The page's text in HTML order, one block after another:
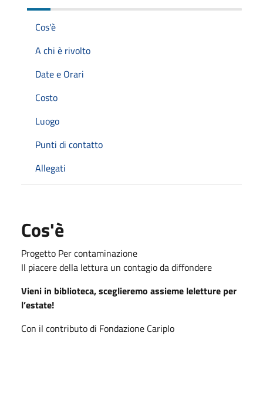
Cos'è
A chi è rivolto
Date e Orari
Costo
Luogo
Punti di contatto
Allegati
Cos'è
Progetto Per contaminazione
Il piacere della lettura un contagio da diffondere
Vieni in biblioteca, sceglieremo assieme leletture per
l’estate!
Con il contributo di Fondazione Cariplo